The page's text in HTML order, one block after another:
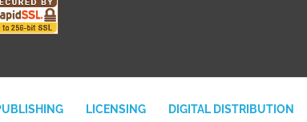
LICENSING DIGITAL DISTRIBUTION